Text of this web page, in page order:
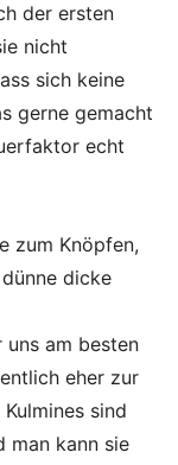
der ersten
nicht
sich keine
gerne gemacht
echt
zum Knöpfen,
dicke
uns am besten
eher zur
sind
man kann sie